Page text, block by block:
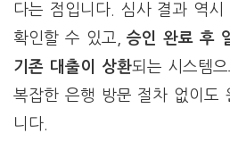
다는 점입니다. 심사 결과 역
확인할 수 있고,승인 완료 후
기존 대출이 상환되는 시스템
복잡한 은행 방문 절차 없이도
니다.